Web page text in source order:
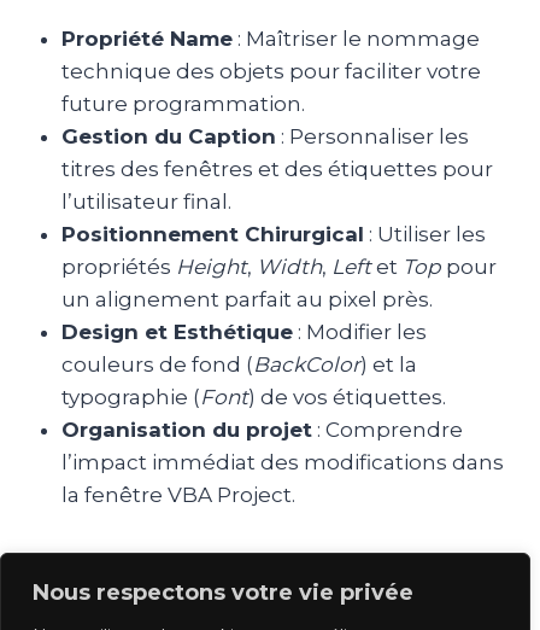
Nous respectons votre vie privée
Propriété Name : Maîtriser le nommage
technique des objets pour faciliter votre
future programmation.
Gestion du Caption : Personnaliser les
titres des fenêtres et des étiquettes pour
l’utilisateur final.
Positionnement Chirurgical : Utiliser les
propriétés Height, Width, Leftet Top pour
un alignement parfait au pixel près.
Design et Esthétique : Modifier les
couleurs de fond (BackColor) et la
typographie (Font) de vos étiquettes.
Organisation du projet : Comprendre
l’impact immédiat des modifications dans
la fenêtre VBA Project.